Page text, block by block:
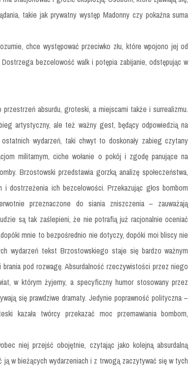
takie jak prywatny występ Madonny czy pokaźna suma
chce występować przeciwko złu, które wpojono jej od
bezcelowość walk i potępia zabijanie, odstępując w
absurdu, groteski, a miejscami także i surrealizmu.
artystyczny, ale też ważny gest, będący odpowiedzią na
wydarzeń, taki chwyt to doskonały zabieg czytany
militarnym, ciche wołanie o pokój i zgodę panujące na
Brzostowski przedstawia gorzką analizę społeczeństwa,
dostrzeżenia ich bezcelowości. Przekazując głos bombom
przeznaczone do siania zniszczenia – zauważają
są tak zaślepieni, że nie potrafią już racjonalnie oceniać
mnie to bezpośrednio nie dotyczy, dopóki moi bliscy nie
wydarzeń tekst Brzostowskiego staje się bardzo ważnym
pod rozwagę. Absurdalność rzeczywistości przez niego
w którym żyjemy, a specyficzny humor stosowany przez
się prawdziwe dramaty. Jedynie poprawność polityczna –
kazała twórcy przekazać moc przemawiania bombom,
niej przejść obojętnie, czytając jako kolejną absurdalną
w bieżących wydarzeniach i z trwogą zaczytywać się w tych